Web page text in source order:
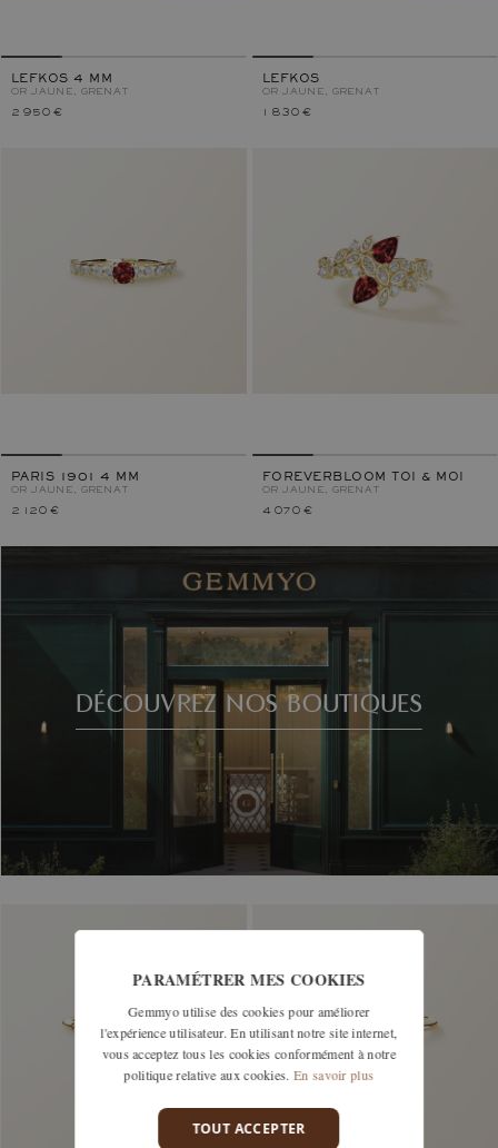
LEFKOS 4 MM
OR JAUNE, GRENAT
2 950 €
LEFKOS
OR JAUNE, GRENAT
1 830 €
PARIS 1901 4 MM
OR JAUNE, GRENAT
2 120 €
FOREVERBLOOM TOI & MOI
OR JAUNE, GRENAT
4 070 €
DÉCOUVREZ NOS BOUTIQUES
PARAMÉTRER MES COOKIES
Gemmyo utilise des cookies pour améliorer
l'expérience utilisateur. En utilisant notre site internet,
vous acceptez tous les cookies conformément à notre
politique relative aux cookies. En savoir plus
TOUT ACCEPTER